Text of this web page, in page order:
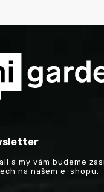
a my vám budeme
na našem e-shopu.